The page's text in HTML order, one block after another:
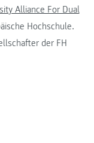
Alliance For Dual
Hochschule.
der FH